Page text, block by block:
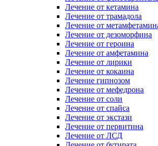
Лечение от кетамина
Лечение от трамадола
Лечение от
Лечение от дезоморфина
Лечение от героина
Лечение от амфетамина
Лечение от лирики
Лечение от кокаина
Лечение гипнозом
Лечение от мефедрона
Лечение от соли
Лечение от спайса
Лечение от экстази
Лечение от первитина
Лечение от ЛСД